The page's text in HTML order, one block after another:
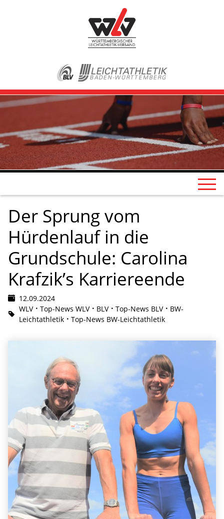
Der Sprung vom
Hürdenlauf in die
Grundschule: Carolina
Krafzik’s Karriereende
12.09.2024
WLV
Top-News WLV BLV Top-News BLV
BW-
Leichtathletik
Top-News BW-Leichtathletik